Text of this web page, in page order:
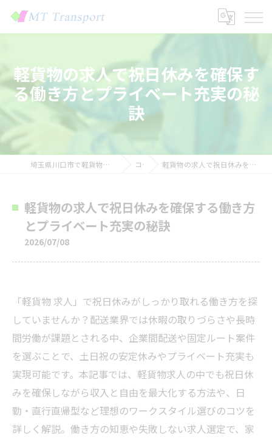
軽貨物の求人で祝日休みを確保す
る働き方とプライベート充実の秘
訣
埼玉県川口市で軽貨物の求人なら株式会社MTトランスポート コラム 軽貨物の求人で祝日休みを確保する働き方とプライベート充実の秘訣
軽貨物の求人で祝日休みを確保する働き方
とプライベート充実の秘訣
2026/07/08
「軽貨物 求人」で祝日休みがしっかり取れる働き方を探
していませんか？配送業界では休暇の取りづらさや長時
間労働が課題とされる中、企業間配送や固定ルート案件
を選ぶことで、土日祝の安定休みやプライベート充実も
実現可能です。本記事では、軽貨物求人の中でも祝日休
みを確保しながら収入と自由を最大化する方法や、日
勤・直行直帰型など理想のワークスタイル選びのコツを
詳しく解説。働き方の知恵や失敗しない求人選定で、家